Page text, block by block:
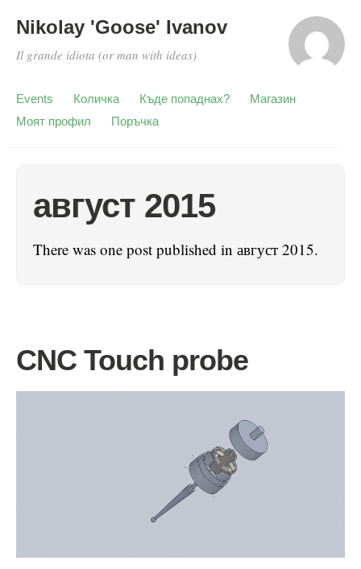
Nikolay 'Goose' Ivanov
Il grande idiota (or man with ideas)
Events Количка Къде попаднах?
Магазин
Моят профил
Поръчка
август 2015
There was one post published in август 2015.
CNC Touch probe